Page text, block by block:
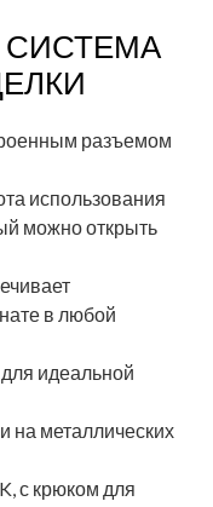
СИСТЕМА
разъемом
использования
можно открыть
в любой
идеальной
на металлических
с крюком для